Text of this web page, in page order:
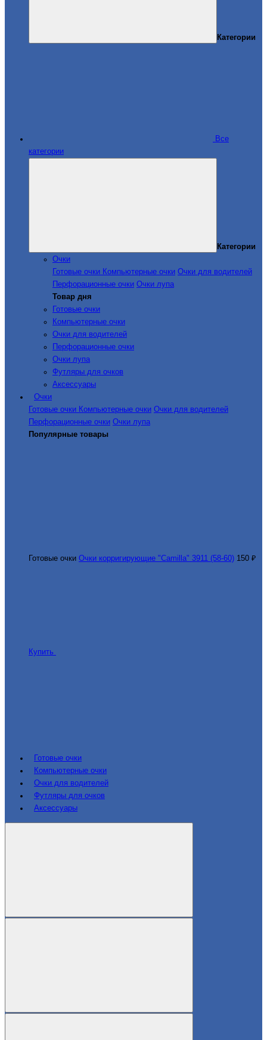
Категории
Все
категории
Категории
Очки
Готовые очки Компьютерные очки Очки для водителей
Перфорационные очки Очки лупа
Товар дня
Готовые очки
Компьютерные очки
Очки для водителей
Перфорационные очки
Очки лупа
Футляры для очков
Аксессуары
Очки
Готовые очки Компьютерные очки Очки для водителей
Перфорационные очки Очки лупа
Популярные товары
Готовые очки Очки корригирующие "Camilla" 3911 (58-60) 150 ₽
Купить
Готовые очки
Компьютерные очки
Очки для водителей
Футляры для очков
Аксессуары